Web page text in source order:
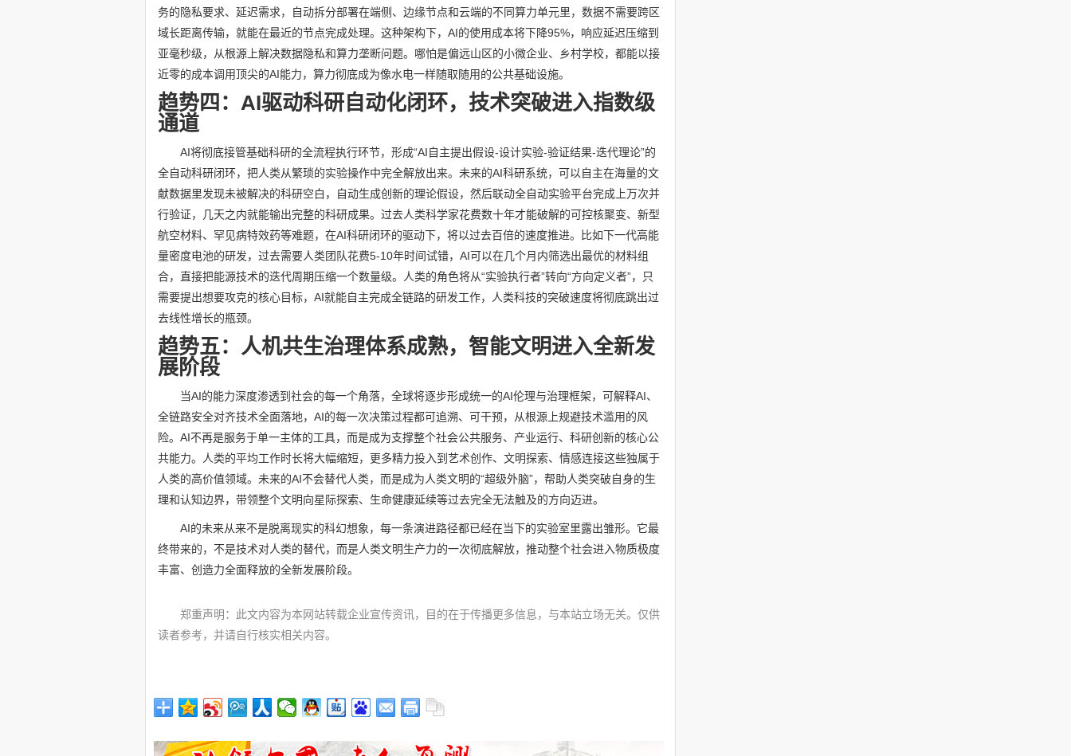
务的隐私要求、延迟需求，自动拆分部署在端侧、边缘节点和云端的不同算力单元里，数据不需要跨区
域长距离传输，就能在最近的节点完成处理。这种架构下，AI的使用成本将下降95%，响应延迟压缩到
亚毫秒级，从根源上解决数据隐私和算力垄断问题。哪怕是偏远山区的小微企业、乡村学校，都能以接
近零的成本调用顶尖的AI能力，算力彻底成为像水电一样随取随用的公共基础设施。
趋势四：AI驱动科研自动化闭环，技术突破进入指数级
通道
AI将彻底接管基础科研的全流程执行环节，形成“AI自主提出假设-设计实验-验证结果-迭代理论”的
全自动科研闭环，把人类从繁琐的实验操作中完全解放出来。未来的AI科研系统，可以自主在海量的文
献数据里发现未被解决的科研空白，自动生成创新的理论假设，然后联动全自动实验平台完成上万次并
行验证，几天之内就能输出完整的科研成果。过去人类科学家花费数十年才能破解的可控核聚变、新型
航空材料、罕见病特效药等难题，在AI科研闭环的驱动下，将以过去百倍的速度推进。比如下一代高能
量密度电池的研发，过去需要人类团队花费5-10年时间试错，AI可以在几个月内筛选出最优的材料组
合，直接把能源技术的迭代周期压缩一个数量级。人类的角色将从“实验执行者”转向“方向定义者”，只
需要提出想要攻克的核心目标，AI就能自主完成全链路的研发工作，人类科技的突破速度将彻底跳出过
去线性增长的瓶颈。
趋势五：人机共生治理体系成熟，智能文明进入全新发
展阶段
当AI的能力深度渗透到社会的每一个角落，全球将逐步形成统一的AI伦理与治理框架，可解释AI、
全链路安全对齐技术全面落地，AI的每一次决策过程都可追溯、可干预，从根源上规避技术滥用的风
险。AI不再是服务于单一主体的工具，而是成为支撑整个社会公共服务、产业运行、科研创新的核心公
共能力。人类的平均工作时长将大幅缩短，更多精力投入到艺术创作、文明探索、情感连接这些独属于
人类的高价值领域。未来的AI不会替代人类，而是成为人类文明的“超级外脑”，帮助人类突破自身的生
理和认知边界，带领整个文明向星际探索、生命健康延续等过去完全无法触及的方向迈进。
AI的未来从来不是脱离现实的科幻想象，每一条演进路径都已经在当下的实验室里露出雏形。它最
终带来的，不是技术对人类的替代，而是人类文明生产力的一次彻底解放，推动整个社会进入物质极度
丰富、创造力全面释放的全新发展阶段。
郑重声明：此文内容为本网站转载企业宣传资讯，目的在于传播更多信息，与本站立场无关。仅供
读者参考，并请自行核实相关内容。